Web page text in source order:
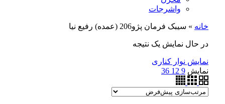
واشرجات
خانه » سیبک فرمان پژو206 (عمده) رفیع نیا
در حال نمایش یک نتیجه
نمایش نوار کناری
نمایش 9
12
36